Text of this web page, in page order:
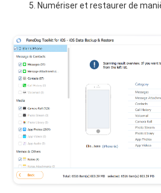
Numériser et restaurer de